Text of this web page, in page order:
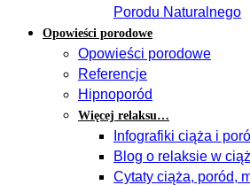
Porodu Naturalnego
Opowieści porodowe
Opowieści porodowe
Referencje
Hipnoporód
Więcej relaksu…
Infografiki ciąża i
Blog o relaksie w
Cytaty ciąża, poród,